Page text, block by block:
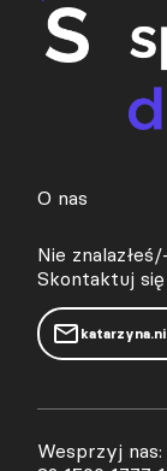
O nas
Nie
Skontaktuj się
Wesprzyj